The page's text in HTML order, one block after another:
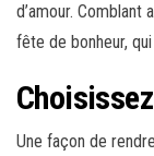
d’amour.
fête de bonheur,
Une façon de